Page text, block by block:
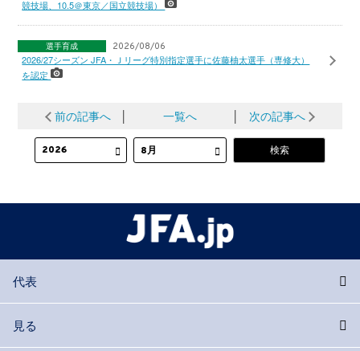
競技場、10.5＠東京／国立競技場）
選手育成 2026/08/06
2026/27シーズン JFA・Ｊリーグ特別指定選手に佐藤柚太選手（専修大）
を認定
前の記事へ 一覧へ 次の記事へ
代表
見る